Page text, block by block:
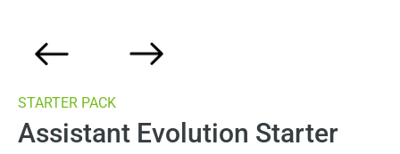
STARTER PACK
Assistant Evolution Starter